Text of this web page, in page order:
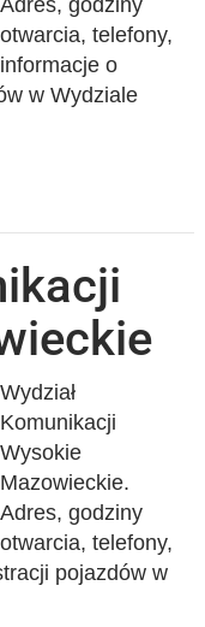
otwarcia, telefony,
informacje o
w Wydziale
Wydział
Komunikacji
Wysokie
Mazowieckie.
Adres, godziny
otwarcia, telefony,
pojazdów w